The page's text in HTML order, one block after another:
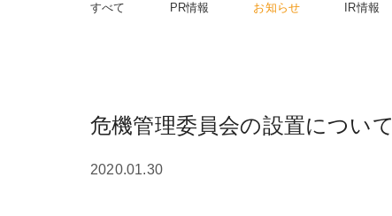
すべて PR情報 お知らせ IR情報
危機管理委員会の設置について
2020.01.30